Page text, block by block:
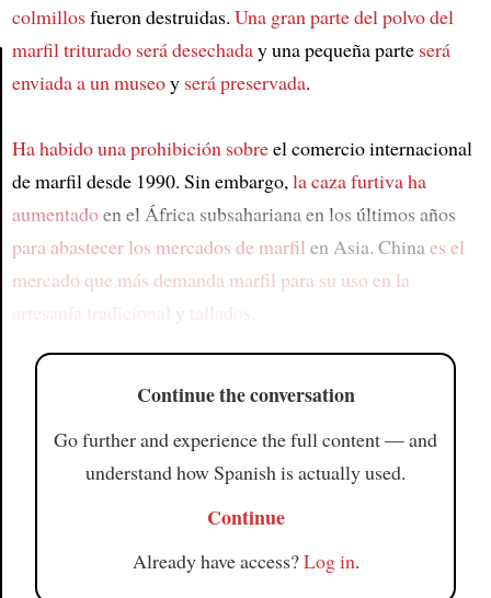
colmillosfueron destruidas. Una gran parte del polvo del
marfil triturado será desechaday una pequeña parte será
enviada a un museoy será preservada.
Ha habido una prohibición sobreel comercio internacional
de marfil desde 1990. Sin embargo,la caza furtiva ha
aumentadoen el África subsahariana en los últimos años
para abastecer los mercados de marfil en Asia. Chinaes el
mercado que más demanda marfil para su uso en la
artesanía tradicional y tallados
Continue the conversation
Go further and experience the full content — and
understand how Spanish is actually used.
Continue
Already have access?Log in.